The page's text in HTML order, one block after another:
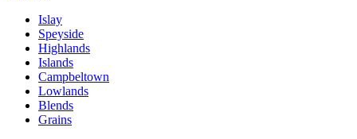
Islay
Speyside
Highlands
Islands
Campbeltown
Lowlands
Blends
Grains